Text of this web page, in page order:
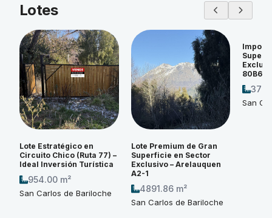
Lotes
Lote Estratégico en
Circuito Chico (Ruta 77) –
Ideal Inversión Turística
954.00 m²
San Carlos de Bariloche
Lote Premium de Gran
Superficie en Sector
Exclusivo – Arelauquen
A2-1
4891.86 m²
San Carlos de Bariloche
80B6
San